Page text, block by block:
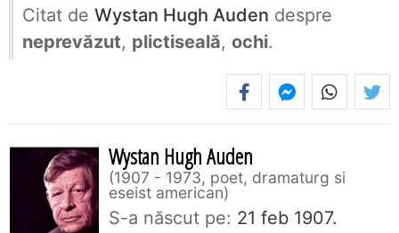
Citat de Wystan Hugh Auden despre
neprevăzut, plictiseală, ochi.
Wystan Hugh Auden
1907 - 1973, poet, dramaturg si
eseist american
S-a născut pe: 21 feb 1907.